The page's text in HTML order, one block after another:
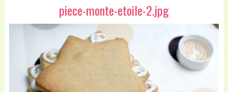
piece-monte-etoile-2.jpg